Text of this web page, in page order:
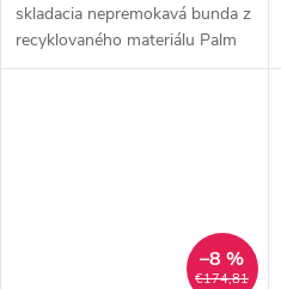
skladacia nepremokavá bunda z
recyklovaného materiálu Palm
Tora je vodácka bunda, po
€174,81
–8 %